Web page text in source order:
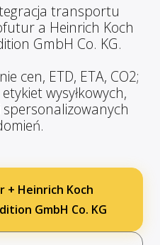
transportu
a Heinrich Koch
GmbH Co. KG.
cen, ETD, ETA, CO2;
wysyłkowych,
+ Heinrich Koch
GmbH Co. KG